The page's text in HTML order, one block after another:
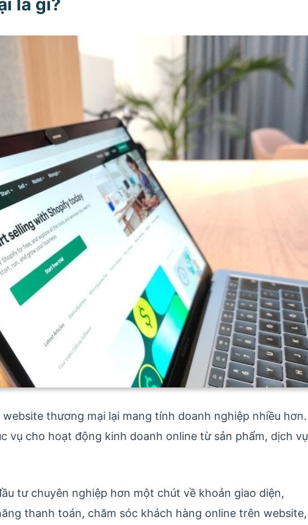
là gì?
thương mại lại mang tính doanh nghiệp nhiều hơn.
vụ cho hoạt động kinh doanh online từ sản phẩm, dịch vụ
tư chuyên nghiệp hơn một chút về khoản giao diện,
thanh toán, chăm sóc khách hàng online trên website,